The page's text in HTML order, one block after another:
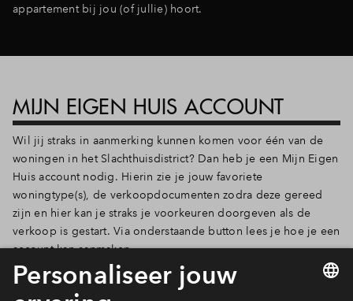
appartement bij jou (of jullie) hoort.
MIJN EIGEN HUIS ACCOUNT
Wil jij straks in aanmerking kunnen komen voor één van de
woningen in het Slachthuisdistrict? Dan heb je een Mijn Eigen
Huis account nodig. Hierin zie je jouw favoriete
woningtype(s), de verkoopdocumenten zodra deze gereed
zijn en hier kan je straks je voorkeuren doorgeven als de
verkoop is gestart. Via onderstaande button lees je hoe je een
account kan aanmaken.
Maak een account aan